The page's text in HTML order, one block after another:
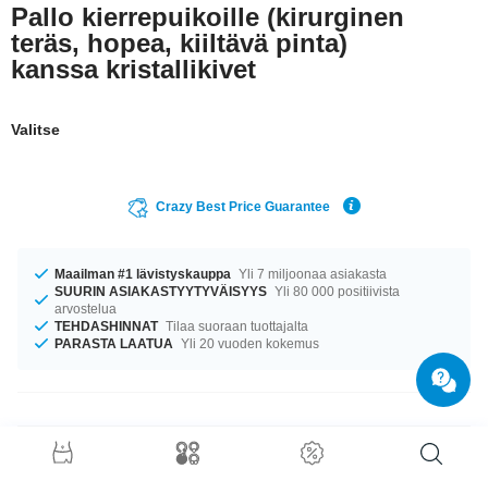
Pallo kierrepuikoille (kirurginen
teräs, hopea, kiiltävä pinta)
kanssa kristallikivet
Valitse
Crazy Best Price Guarantee
Maailman #1 lävistyskauppa Yli 7 miljoonaa asiakasta
SUURIN ASIAKASTYYTYVÄISYYS Yli 80 000 positiivista
arvostelua
TEHDASHINNAT Tilaa suoraan tuottajalta
PARASTA LAATUA Yli 20 vuoden kokemus
Tuotetiedot